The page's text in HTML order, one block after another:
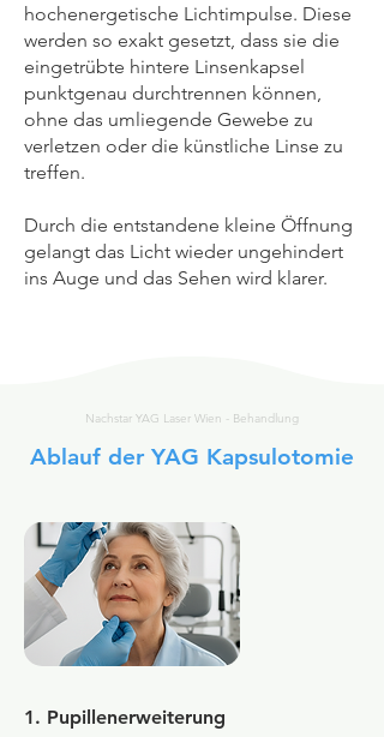
hochenergetische Lichtimpulse. Diese
werden so exakt gesetzt, dass sie die
eingetrübte hintere Linsenkapsel
punktgenau durchtrennen können,
ohne das umliegende Gewebe zu
verletzen oder die künstliche Linse zu
treffen.
Durch die entstandene kleine Öffnung
gelangt das Licht wieder ungehindert
ins Auge und das Sehen wird klarer.
Nachstar YAG Laser Wien - Behandlung
Ablauf der YAG Kapsulotomie
1. Pupillenerweiterung